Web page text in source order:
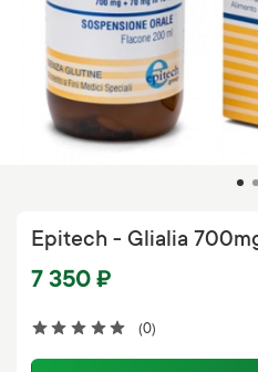
(0)
Epitech - Glialia
7 350 ₽